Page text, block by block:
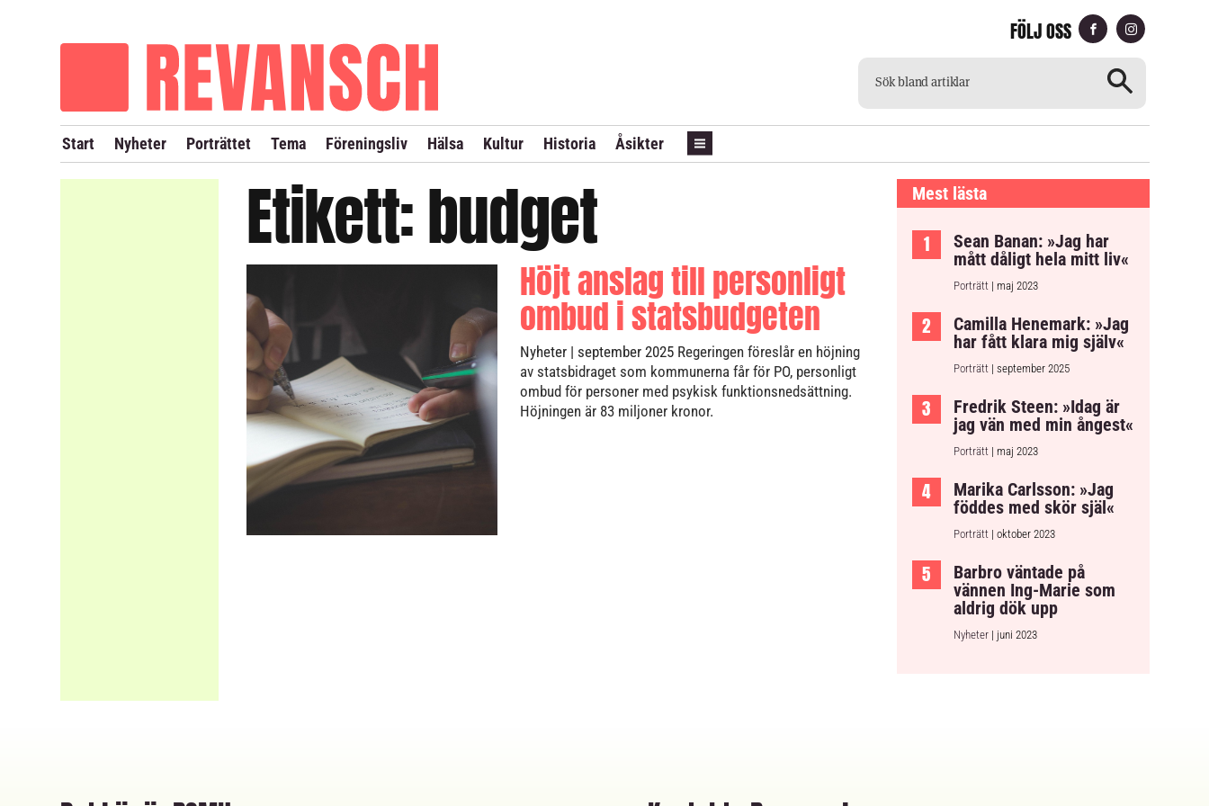
Start Nyheter Porträttet Tema Föreningsliv Hälsa Kultur Historia Åsikter
OM REVANSCH TIDIGARE NUMMER PRENUMERERA ANNONSERA LÖPSEDEL REVANSCH
FÖLJ OSS
Etikett:budget
Höjt anslag till personligt
ombud i statsbudgeten
Nyheter | september 2025 Regeringen föreslår en höjning
av statsbidraget som kommunerna får för PO, personligt
ombud för personer med psykisk funktionsnedsättning.
Höjningen är 83 miljoner kronor.
Mest lästa
Sean Banan: »Jag har
mått dåligt hela mitt liv«
Porträtt| maj 2023
Camilla Henemark: »Jag
har fått klara mig själv«
Porträtt| september 2025
Fredrik Steen: »Idag är
jag vän med min ångest«
Porträtt| maj 2023
Marika Carlsson: »Jag
föddes med skör själ«
Porträtt| oktober 2023
Barbro väntade på
vännen Ing-Marie som
aldrig dök upp
Nyheter| juni 2023